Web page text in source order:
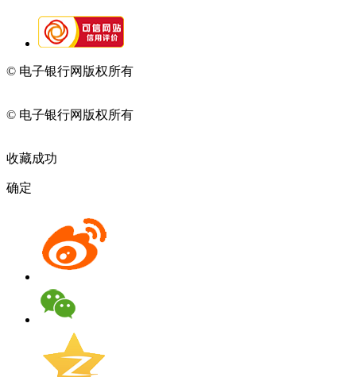
© 电子银行网版权所有
© 电子银行网版权所有
收藏成功
确定